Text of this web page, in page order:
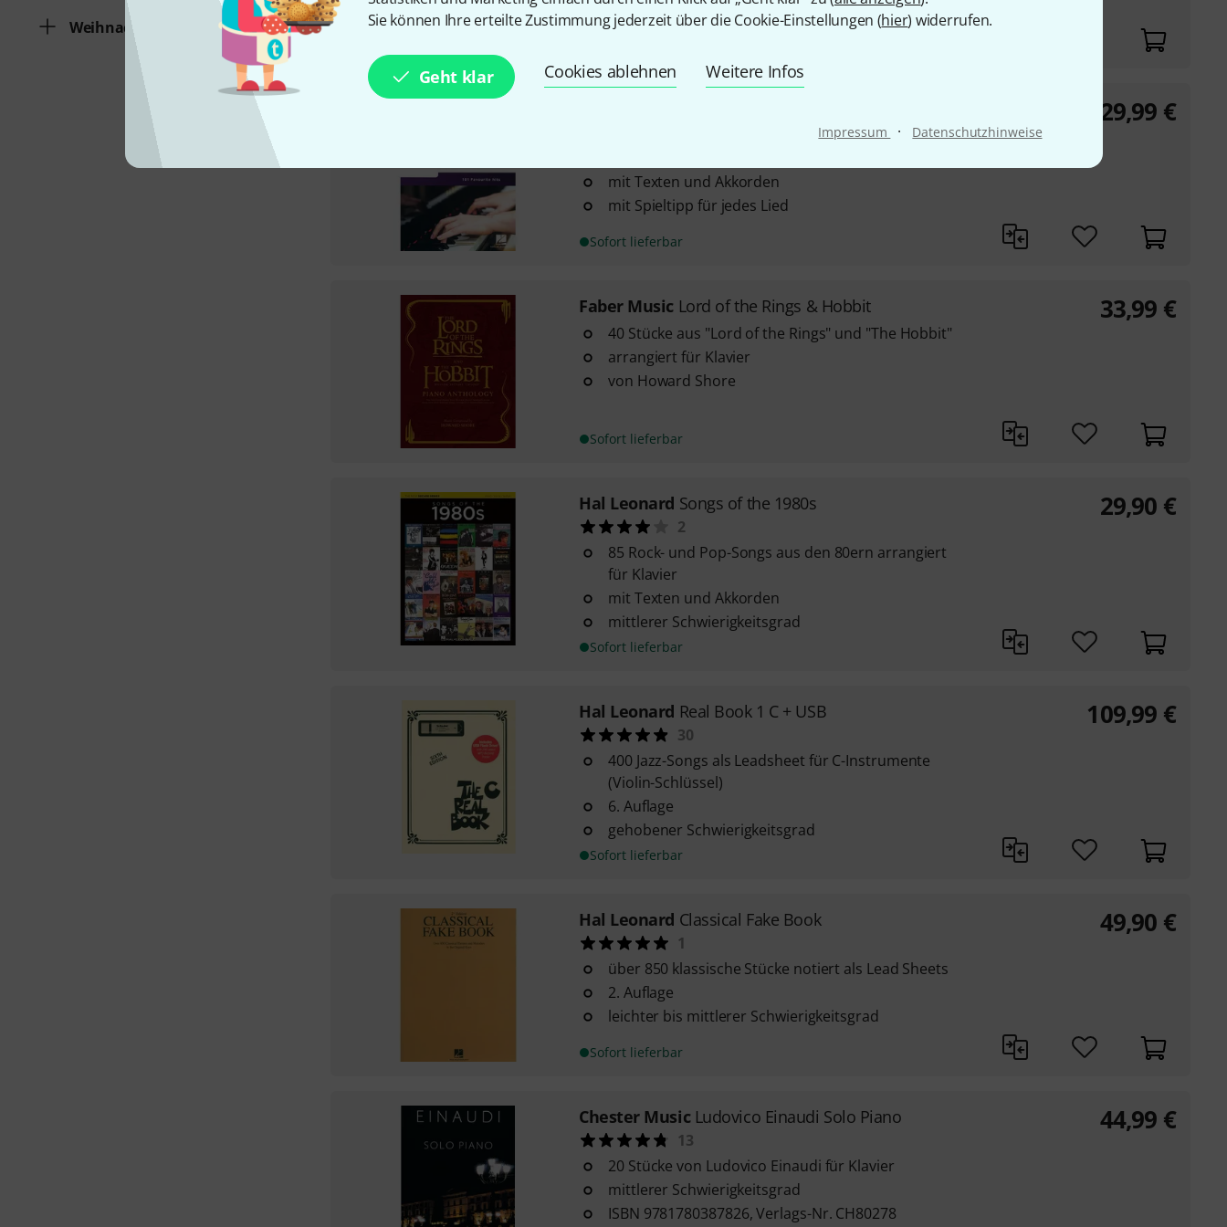
Sie können Ihre erteilte Zustimmung jederzeit über die Cookie-Einstellungen (hier) widerrufen.
Geht klar Cookies ablehnen Weitere Infos
Impressum · Datenschutzhinweise
Weihnachtslieder
mit Texten und Akkorden
mit Texten und Akkorden
mit Spieltipp für jedes Lied
Sofort lieferbar
29,99 €
Faber Music Lord of the Rings & Hobbit
40 Stücke aus "Lord of the Rings" und "The Hobbit"
arrangiert für Klavier
von Howard Shore
Sofort lieferbar
33,99 €
Hal Leonard Songs of the 1980s
2
85 Rock- und Pop-Songs aus den 80ern arrangiert
für Klavier
mit Texten und Akkorden
mittlerer Schwierigkeitsgrad
Sofort lieferbar
29,90 €
Hal Leonard Real Book 1 C + USB
30
400 Jazz-Songs als Leadsheet für C-Instrumente
(Violin-Schlüssel)
6. Auflage
gehobener Schwierigkeitsgrad
Sofort lieferbar
109,99 €
Hal Leonard Classical Fake Book
1
über 850 klassische Stücke notiert als Lead Sheets
2. Auflage
leichter bis mittlerer Schwierigkeitsgrad
Sofort lieferbar
49,90 €
Chester Music Ludovico Einaudi Solo Piano
13
20 Stücke von Ludovico Einaudi für Klavier
mittlerer Schwierigkeitsgrad
ISBN 9781780387826, Verlags-Nr. CH80278
44,99 €